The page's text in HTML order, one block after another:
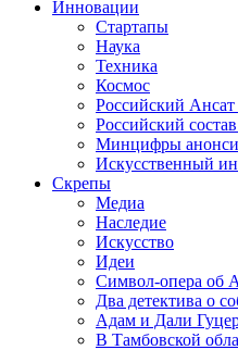
Инновации
Стартапы
Наука
Техника
Космос
Российский
Российский
Минцифры
Искусственный
Скрепы
Медиа
Наследие
Искусство
Идеи
Символ-опера об
Два детектива о
Адам и Дали
В Тамбовской